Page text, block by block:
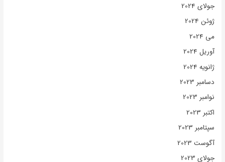
جولای 2024
ژوئن 2024
می 2024
آوریل 2024
ژانویه 2024
دسامبر 2023
نوامبر 2023
اکتبر 2023
سپتامبر 2023
آگوست 2023
جولای 2023